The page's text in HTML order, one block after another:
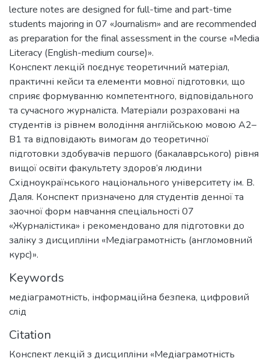
lecture notes are designed for full-time and part-time
students majoring in 07 «Journalism» and are recommended
as preparation for the final assessment in the course «Media
Literacy (English-medium course)».
Конспект лекцій поєднує теоретичний матеріал,
практичні кейси та елементи мовної підготовки, що
сприяє формуванню компетентного, відповідального
та сучасного журналіста. Матеріали розраховані на
студентів із рівнем володіння англійською мовою А2–
В1 та відповідають вимогам до теоретичної
підготовки здобувачів першого (бакалаврського) рівня
вищої освіти факультету здоров’я людини
Східноукраїнського національного університету ім. В.
Даля. Конспект призначено для студентів денної та
заочної форм навчання спеціальності 07
«Журналістика» і рекомендовано для підготовки до
заліку з дисципліни «Медіаграмотність (англомовний
курс)».
Keywords
медіаграмотність, інформаційна безпека, цифровий
слід
Citation
Конспект лекцій з дисципліни «Медіаграмотність